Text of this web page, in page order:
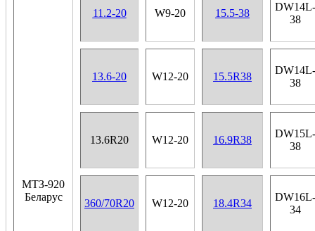
МТЗ-920
Беларус
11.2-20 W9-20 15.5-38
DW14L-
38
13.6-20 W12-20 15.5R38
DW14L-
38
13.6R20 W12-20 16.9R38
DW15L-
38
360/70R20 W12-20 18.4R34
DW16L-
34